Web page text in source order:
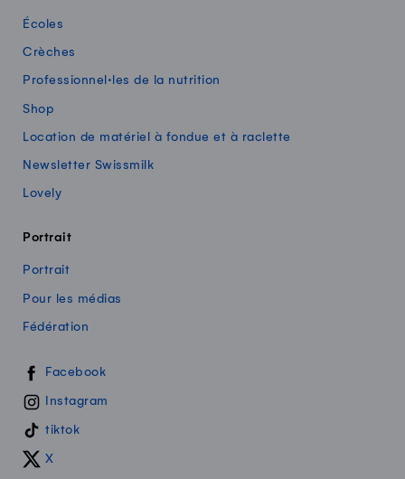
Écoles
Crèches
Professionnel·les de la nutrition
Shop
Location de matériel à fondue et à raclette
Newsletter Swissmilk
Lovely
Portrait
Portrait
Pour les médias
Fédération
Swissmilk sur les réseaux sociaux
Facebook
Instagram
tiktok
X